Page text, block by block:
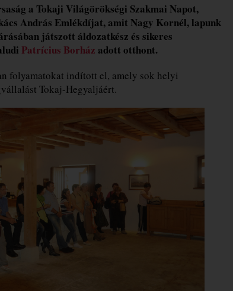
a Tokaji Világörökségi Szakmai Napot,
András Emlékdíjat, amit Nagy Kornél, lapunk
játszott áldozatkész és sikeres
Patrícius Borház adott otthont.
folyamatokat indított el, amely sok helyi
Tokaj-Hegyaljáért.